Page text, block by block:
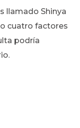
llamado Shinya
cuatro factores
podría